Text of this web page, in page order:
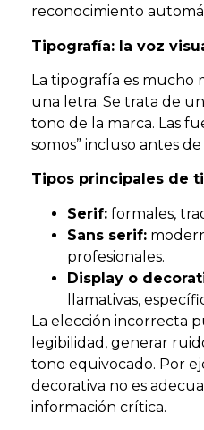
reconocimiento
Tipografía: la voz
La tipografía es mucho
una letra. Se trata de
tono de la marca. Las
somos” incluso antes
Tipos principales de
Serif: formales,
Sans serif:
profesionales.
Display o
llamativas,
La elección incorrecta
legibilidad, generar
tono equivocado. Por
decorativa no es
información crítica.